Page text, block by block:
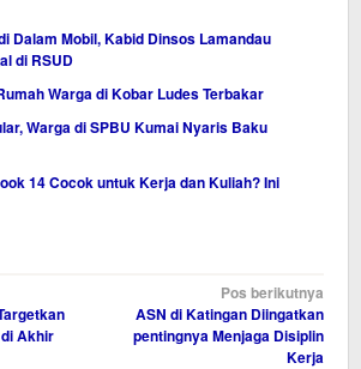
Dalam Mobil, Kabid Dinsos Lamandau
di RSUD
Warga di Kobar Ludes Terbakar
Warga di SPBU Kumai Nyaris Baku
14 Cocok untuk Kerja dan Kuliah? Ini
Akhir
Pos berikutnya
ASN di Katingan Diingatkan
pentingnya Menjaga Disiplin
Kerja